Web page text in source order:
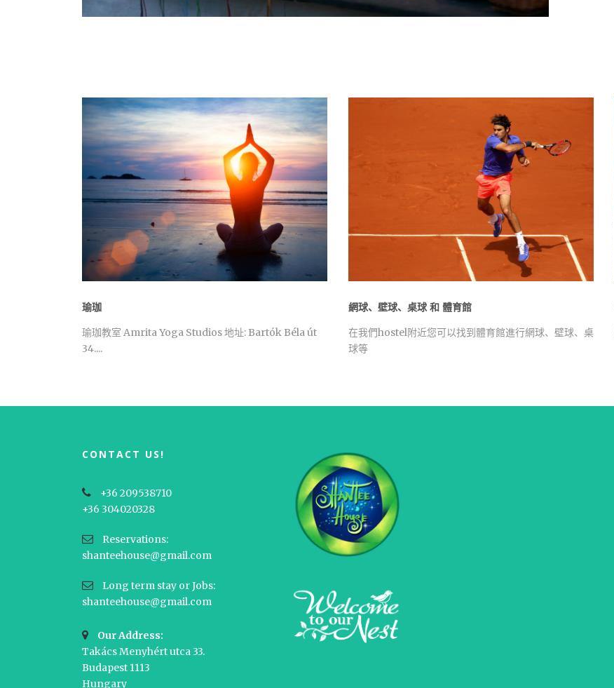
瑜珈
瑜珈教室 Amrita Yoga Studios 地址: Bartók Béla út
34....
網球、壁球、桌球 和 體育館
在我們hostel附近您可以找到體育館進行網球、壁球、桌
球等
CONTACT US!
+36 209538710
+36 304020328
Reservations:
shanteehouse@gmail.com
Long term stay or Jobs:
shanteehouse@gmail.com
Our Address:
Takács Menyhért utca 33.
Budapest 1113
Hungary